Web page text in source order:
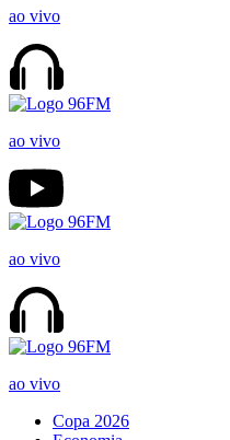
ao vivo
ao vivo
ao vivo
ao vivo
Copa 2026